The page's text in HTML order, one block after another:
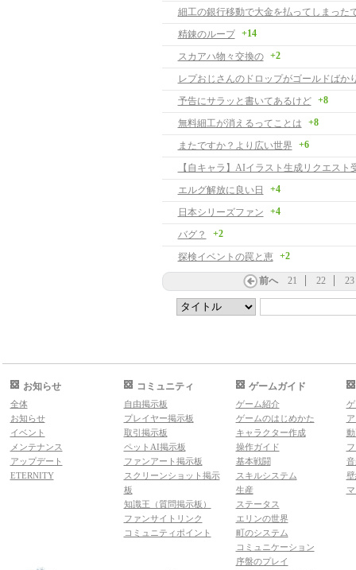
細工の銀行移動で大金を払ってしまった
精錬のループ
+14
スカアハ物々交換の +2
レプおじさんのドロップがゴールドばか
予告にサラッと書いてあるけど
+8
無料細工が消えるってことは +8
またですか？より広い世界 +6
エルグ解放に良い日 +4
日本シリーズファン +4
バグ？ +2
探検イベントの罠と恵 +2
前へ 21 22 23
お知らせ
全体
お知らせ
イベント
メンテナンス
アップデート
ETERNITY
コミュニティ
自由掲示板
プレイヤー掲示板
取引掲示板
ペットAI掲示板
ファンアート掲示板
スクリーンショット掲示
板
知識王（質問掲示板）
ファンサイトリンク
コミュニティポイント
ゲームガイド
ゲーム紹介
ゲームのはじめかた
キャラクター作成
操作ガイド
基本戦闘
スキルシステム
生産
ステータス
エリンの世界
町のシステム
コミュニケーション
序盤のプレイ